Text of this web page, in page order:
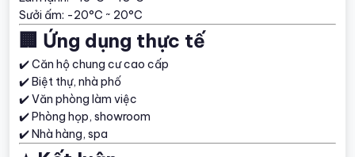
Sưởi ấm: -20°C ~ 20°C
🏢 Ứng dụng thực tế
✔️ Căn hộ chung cư cao cấp
✔️ Biệt thự, nhà phố
✔️ Văn phòng làm việc
✔️ Phòng họp, showroom
✔️ Nhà hàng, spa